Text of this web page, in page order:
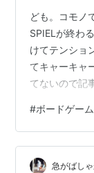
ども。コモノ
SPIELが終わ
けてテンショ
てキャーキャ
てないので記
で心の中のテ
なることが大
ならないプロ
Company &
#ボードゲーム
急がばし